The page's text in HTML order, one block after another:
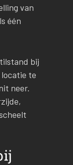
van
één
bij
locatie te
neer.